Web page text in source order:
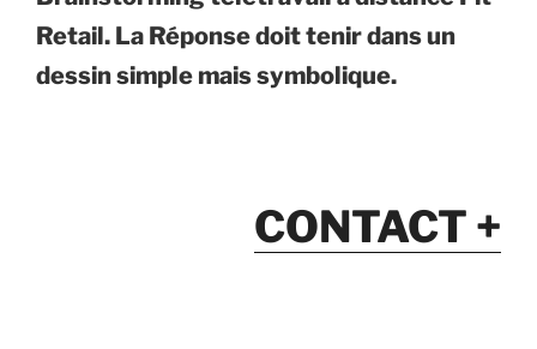
Retail. La Réponse doit tenir dans un
dessin simple mais symbolique.
CONTACT +